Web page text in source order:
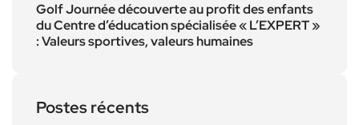
Golf Journée découverte au profit des enfants
du Centre d’éducation spécialisée « L’EXPERT »
: Valeurs sportives, valeurs humaines
Postes récents